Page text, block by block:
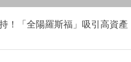
！「全陽羅斯福」吸引高資產